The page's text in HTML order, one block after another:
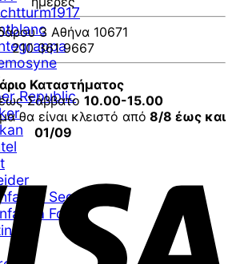
Republic
Segno
Folio
3 Αθήνα 10671
210 361 9667
Καταστήματος
Σάββατο 10.00-15.00
θα είναι κλειστό από 8/8 έως και
01/09